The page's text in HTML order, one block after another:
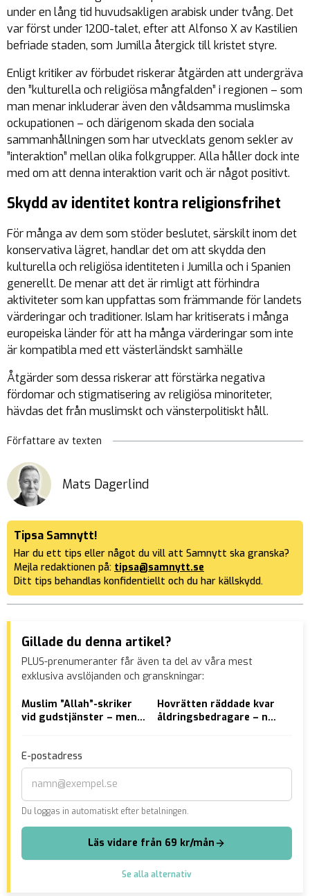
under en lång tid huvudsakligen arabisk under tvång. Det
var först under 1200-talet, efter att Alfonso X av Kastilien
befriade staden, som Jumilla återgick till kristet styre.
Enligt kritiker av förbudet riskerar åtgärden att undergräva
den ”kulturella och religiösa mångfalden” i regionen – som
man menar inkluderar även den våldsamma muslimska
ockupationen – och därigenom skada den sociala
sammanhållningen som har utvecklats genom sekler av
”interaktion” mellan olika folkgrupper. Alla håller dock inte
med om att denna interaktion varit och är något positivt.
Skydd av identitet kontra religionsfrihet
För många av dem som stöder beslutet, särskilt inom det
konservativa lägret, handlar det om att skydda den
kulturella och religiösa identiteten i Jumilla och i Spanien
generellt. De menar att det är rimligt att förhindra
aktiviteter som kan uppfattas som främmande för landets
värderingar och traditioner. Islam har kritiserats i många
europeiska länder för att ha många värderingar som inte
är kompatibla med ett västerländskt samhälle
Åtgärder som dessa riskerar att förstärka negativa
fördomar och stigmatisering av religiösa minoriteter,
hävdas det från muslimskt och vänsterpolitiskt håll.
Författare av texten
Mats Dagerlind
Tipsa Samnytt!
Har du ett tips eller något du vill att Samnytt ska granska?
Mejla redaktionen på: tipsa@samnytt.se
Ditt tips behandlas konfidentiellt och du har källskydd.
Gillade du denna artikel?
PLUS-prenumeranter får även ta del av våra mest
exklusiva avslöjanden och granskningar:
Muslim ”Allah”-skriker
vid gudstjänster – men
”Religionsfriheten är
viktig”
Hovrätten räddade kvar
åldringsbedragare – nu
E-postadress
Du loggas in automatiskt efter betalningen.
Läs vidare från 69 kr/mån
Se alla alternativ